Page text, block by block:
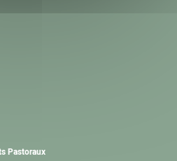
Pastoraux